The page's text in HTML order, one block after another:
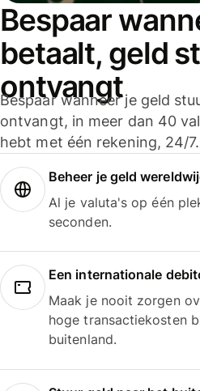
Bespaar
betaalt, geld
ontvangt
Bespaar wanneer je geld
ontvangt, in meer dan 40
hebt met één rekening, 24/7.
Beheer je geld
Al je valuta's op één
seconden.
Een internationale
Maak je nooit zorgen
hoge transactiekosten
buitenland.